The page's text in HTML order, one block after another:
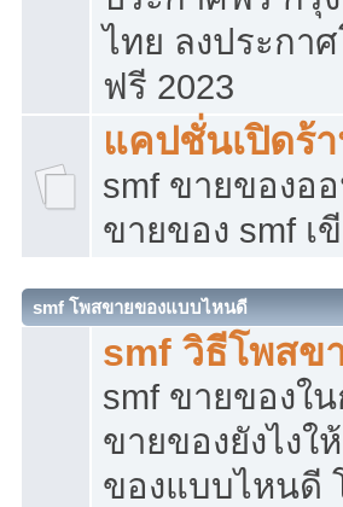
ไทย ลงประกา
ฟรี 2023
แคปชั่นเปิดร้
smf ขายของอ
ขายของ smf เ
smf โพสขายของแบบไหนดี
smf วิธีโพสข
smf ขายของใ
ขายของยังไง
ของแบบไหนดี